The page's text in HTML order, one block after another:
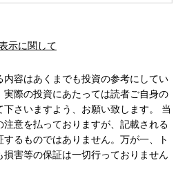
示に関して
内容はあくまでも投資の参考にしてい
実際の投資にあたっては読者ご自身の
さいますよう、お願い致します。 当
意を払っておりますが、記載される
るものではありません。万が一、ト
害等の保証は一切行っておりません